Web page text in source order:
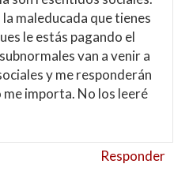
maleducada que tienes
le estás pagando el
van a venir a
y me responderán
importa. No los leeré
Responder